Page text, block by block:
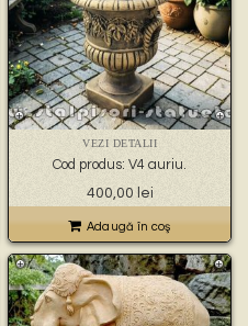
VEZI DETALII
Cod produs: V4 auriu.
400,00 lei
Adaugă în coş